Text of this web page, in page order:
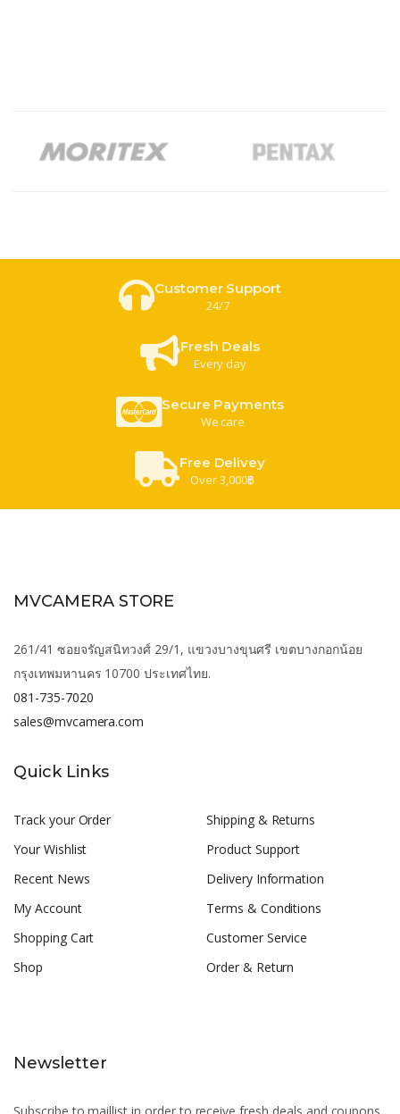
Customer Support
24/7
Fresh Deals
Every day
Secure Payments
We care
Free Delivey
Over 3,000฿
MVCAMERA STORE
261/41 ซอยจรัญสนิทวงศ์ 29/1, แขวงบางขุนศรี เขตบางกอกน้อย
กรุงเทพมหานคร 10700 ประเทศไทย.
081-735-7020
sales@mvcamera.com
Quick Links
Track your Order
Your Wishlist
Recent News
My Account
Shopping Cart
Shop
Shipping & Returns
Product Support
Delivery Information
Terms & Conditions
Customer Service
Order & Return
Newsletter
Subscribe to maillist in order to receive fresh deals and coupons